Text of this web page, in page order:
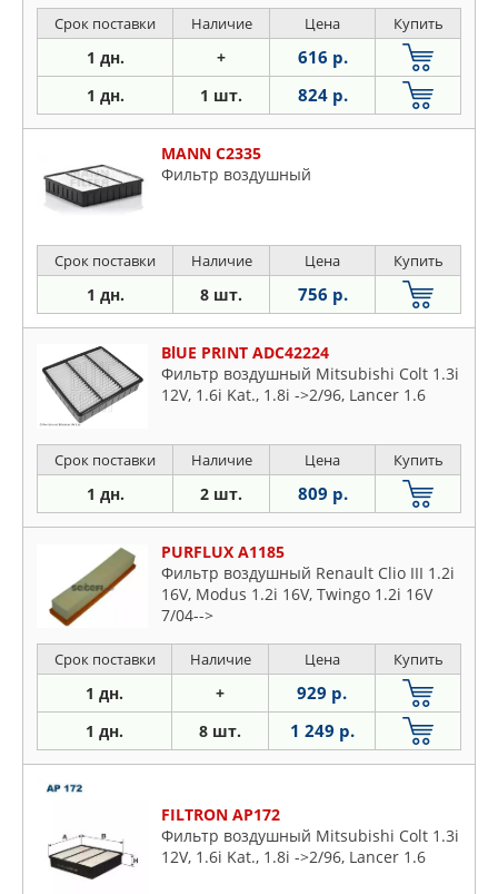
Срок поставки Наличие Цена Купить
1 дн. + 616 р.
1 дн. 1 шт. 824 р.
MANN C2335
Фильтр воздушный
Срок поставки Наличие Цена Купить
1 дн. 8 шт. 756 р.
BlUE PRINT ADC42224
Фильтр воздушный Mitsubishi Colt 1.3i
12V, 1.6i Kat., 1.8i ->2/96, Lancer 1.6
Срок поставки Наличие Цена Купить
1 дн. 2 шт. 809 р.
PURFLUX A1185
Фильтр воздушный Renault Clio III 1.2i
16V, Modus 1.2i 16V, Twingo 1.2i 16V
7/04-->
Срок поставки Наличие Цена Купить
1 дн. + 929 р.
1 дн. 8 шт. 1 249 р.
FILTRON AP172
Фильтр воздушный Mitsubishi Colt 1.3i
12V, 1.6i Kat., 1.8i ->2/96, Lancer 1.6